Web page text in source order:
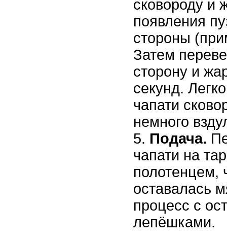
сковороду и
появления
стороны
Затем
сторону и
секунд.
чапати
немного
Подача.
чапати на
полотенцем,
оставалась
процесс с
лепёшками.